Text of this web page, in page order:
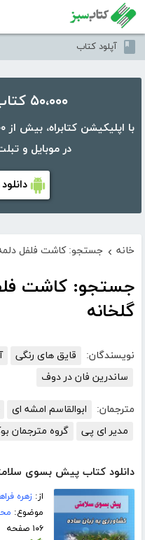
آپلود کتاب
۵۰،۰۰۰ کتاب در موبایل شما
در موبایل و
خانه › جستجو: کاشت فلفل دلمه
جستجو: کاشت
گلخانه
نویسندگان: قایق های رنگی
ساندرین فان در دوف
مترجمان: ابوالقاسم امشه ای
مدیر ای پی
گروه مترجمان
دانلود کتاب پیش بسوی
از:زهره
موضوع:
۱۰۶ صفحه